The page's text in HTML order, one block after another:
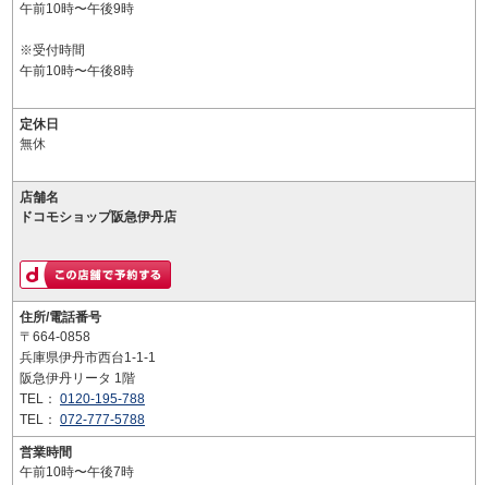
午前10時〜午後9時
※受付時間
午前10時〜午後8時
定休日
無休
店舗名
ドコモショップ阪急伊丹店
住所/電話番号
〒664-0858
兵庫県伊丹市西台1-1-1
阪急伊丹リータ 1階
TEL： 0120-195-788
TEL： 072-777-5788
営業時間
午前10時〜午後7時